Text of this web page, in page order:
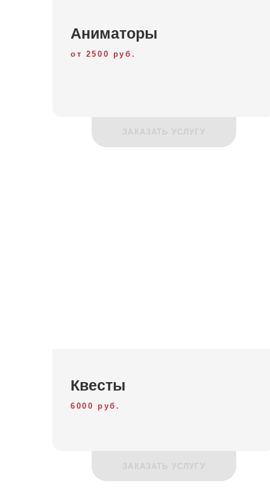
Аниматоры
от 2500 руб.
ЗАКАЗАТЬ УСЛУГУ
Квесты
6000 руб.
ЗАКАЗАТЬ УСЛУГУ